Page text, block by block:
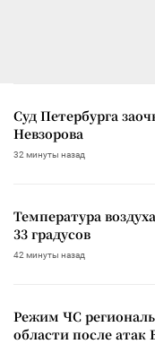
Суд Петербурга
Невзорова
32 минуты назад
Температура
33 градусов
42 минуты назад
Режим ЧС
области после атак